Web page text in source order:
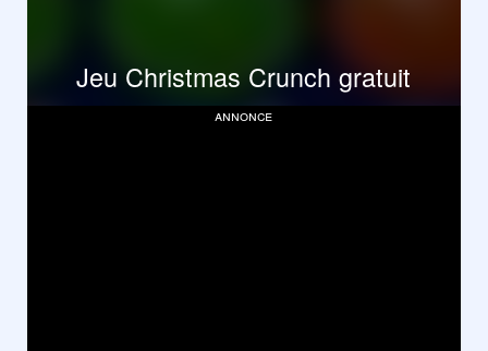
Jeu Christmas Crunch gratuit
annonce